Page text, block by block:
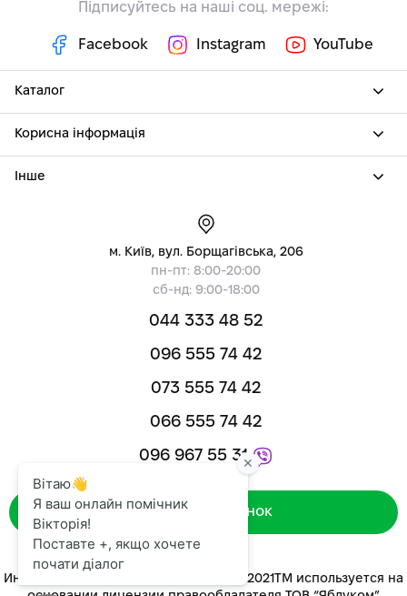
Підписуйтесь на наші соц. мережі:
Facebook Instagram YouTube
Каталог
Корисна інформація
Інше
м. Київ, вул. Борщагівська, 206
пн-пт: 8:00-20:00
сб-нд: 9:00-18:00
044 333 48 52
096 555 74 42
073 555 74 42
066 555 74 42
096 967 55 31
Зворотний дзвінок
Интернет-магазин «ЯБЛУКОМ™» 2014-2021ТМ используется на